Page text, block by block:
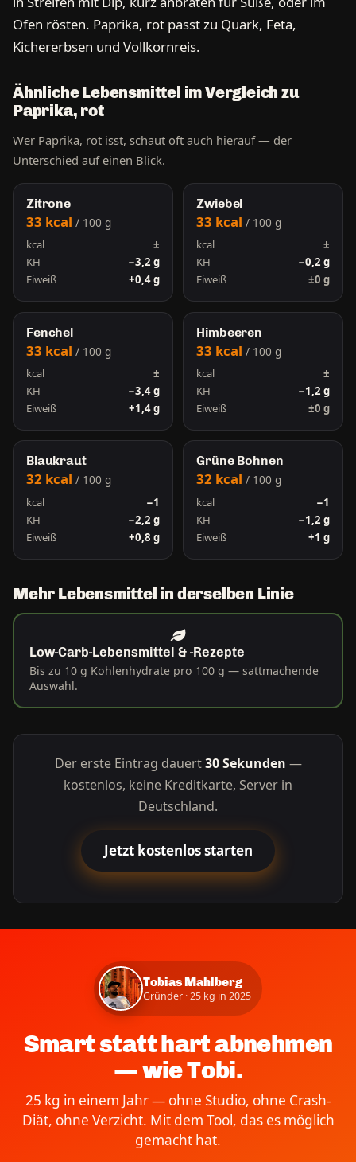
Ofen rösten. Paprika, rot passt zu Quark, Feta,
Kichererbsen und Vollkornreis.
Ähnliche Lebensmittel im Vergleich zu
Paprika, rot
Wer Paprika, rot isst, schaut oft auch hierauf — der
Unterschied auf einen Blick.
Zitrone
33 kcal / 100 g
kcal
±
KH
−3,2 g
Eiweiß
+0,4 g
Zwiebel
33 kcal/ 100 g
kcal
±
KH
−0,2 g
Eiweiß
±0 g
Fenchel
33 kcal / 100 g
kcal
±
KH
−3,4 g
Eiweiß
+1,4 g
Himbeeren
33 kcal/ 100 g
kcal
±
KH
−1,2 g
Eiweiß
±0 g
Blaukraut
32 kcal / 100 g
kcal
−1
KH
−2,2 g
Eiweiß
+0,8 g
Grüne Bohnen
32 kcal/ 100 g
kcal
−1
KH
−1,2 g
Eiweiß
+1 g
Mehr Lebensmittel in derselben Linie
Low-Carb-Lebensmittel & -Rezepte
Bis zu 10 g Kohlenhydrate pro 100 g — sattmachende
Auswahl.
Der erste Eintrag dauert30 Sekunden —
kostenlos, keine Kreditkarte, Server in
Deutschland.
Jetzt kostenlos starten
Tobias Mahlberg
Gründer · 25 kg in 2025
Smart statt hart abnehmen
— wie Tobi.
25 kg in einem Jahr — ohne Studio, ohne Crash-
Diät, ohne Verzicht. Mit dem Tool, das es möglich
gemacht hat.